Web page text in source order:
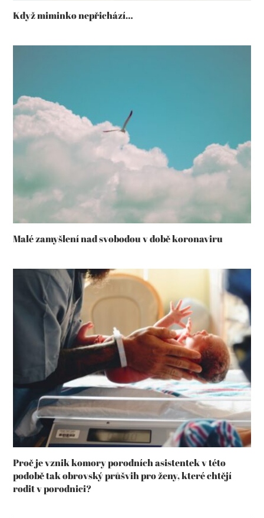
Když miminko nepřichází…
Malé zamyšlení nad svobodou v době koronaviru
Proč je vznik komory porodních asistentek v této
podobě tak obrovský průšvih pro ženy, které chtějí
rodit v porodnici?